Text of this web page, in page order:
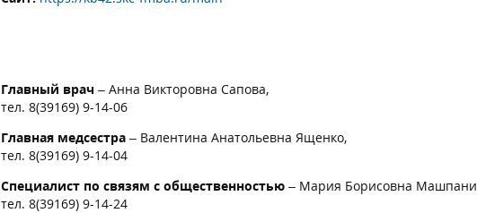
Главный врач – Анна Викторовна Сапова,
тел. 8(39169) 9-14-06
Главная медсестра – Валентина Анатольевна Ященко,
тел. 8(39169) 9-14-04
Специалист по связям с общественностью – Мария Борисовна
тел. 8(39169) 9-14-24